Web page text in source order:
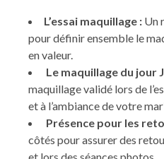
L’essai maquillage : Un
pour définir ensemble le
en valeur.
Le maquillage du jour
maquillage validé lors de
et à l’ambiance de votre
Présence pour les
côtés pour assurer des